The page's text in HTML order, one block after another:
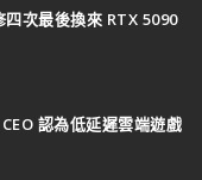
次最後換來 RTX 5090
認為低延遲雲端遊戲